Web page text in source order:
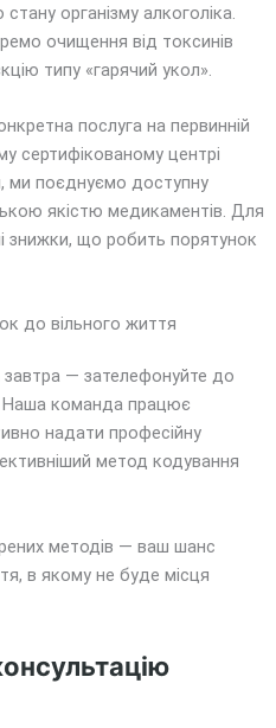
організму алкоголіка.
очищення від токсинів
типу «гарячий укол».
послуга на первинній
сертифікованому центрі
ми поєднуємо доступну
якістю медикаментів. Для
знижки, що робить порятунок
до вільного життя
— зателефонуйте до
Наша команда працює
надати професійну
метод кодування
методів — ваш шанс
в якому не буде місця